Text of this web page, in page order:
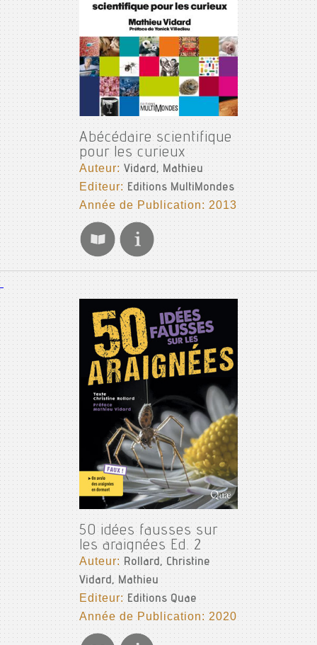
Abécédaire scientifique
pour les curieux
Auteur:Vidard, Mathieu
Editeur: Editions MultiMondes
Année de Publication: 2013
50 idées fausses sur
les araignées Ed. 2
Auteur:Rollard, Christine
Vidard, Mathieu
Editeur: Editions Quae
Année de Publication: 2020